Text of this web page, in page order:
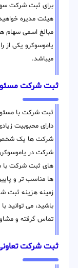
برای ثبت شرکت
هیئت مدیره
مبالغ اسمی سهام
یاموسوکرو یکی از
میباشد.
ثبت شرکت
ثبت شرکت با
دارای محبوبیت
شرکت ها یک شخص
شرکت در
های ثبت شرکت با
ها مناسب تر و
زمینه هزینه ثبت
باشید، می توانید
تماس گرفته و
ثبت شرکت